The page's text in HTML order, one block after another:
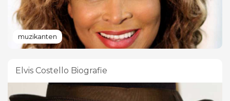
muzikanten
Elvis Costello Biografie